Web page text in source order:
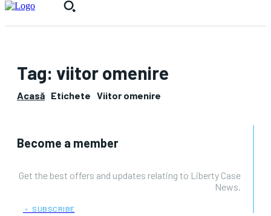
Tag: viitor omenire
Acasă Etichete Viitor omenire
Become a member
Get the best offers and updates relating to Liberty Case
News.
﹢ SUBSCRIBE